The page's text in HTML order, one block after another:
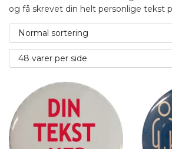
og få skrevet din helt personlige tekst